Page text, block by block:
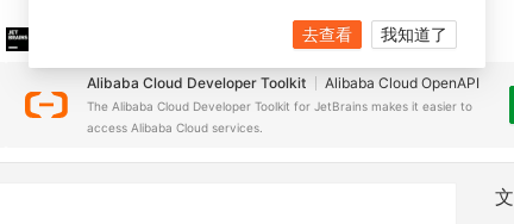
安装之前，确保已创建JetBrains IDE
Alibaba Cloud Developer Toolkit Alibaba Cloud OpenAPI
The Alibaba Cloud Developer Toolkit for JetBrains makes it easier to
access Alibaba Cloud services.
去查看 我知道了